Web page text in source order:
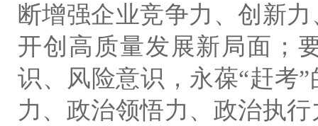
断增强企业竞争力、创新
开创高质量发展新局面；
识、风险意识，永葆“赶考
力、政治领悟力、政治执